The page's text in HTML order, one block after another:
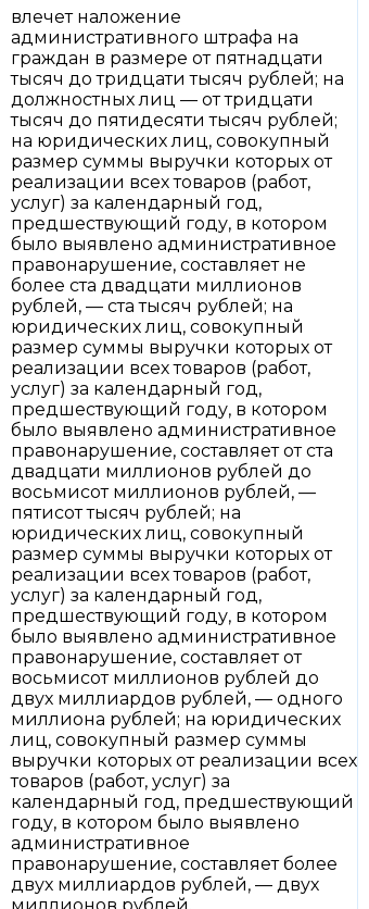
влечет наложение
административного штрафа на
граждан в размере от пятнадцати
тысяч до тридцати тысяч рублей; на
должностных лиц — от тридцати
тысяч до пятидесяти тысяч рублей;
на юридических лиц, совокупный
размер суммы выручки которых от
реализации всех товаров (работ,
услуг) за календарный год,
предшествующий году, в котором
было выявлено административное
правонарушение, составляет не
более ста двадцати миллионов
рублей, — ста тысяч рублей; на
юридических лиц, совокупный
размер суммы выручки которых от
реализации всех товаров (работ,
услуг) за календарный год,
предшествующий году, в котором
было выявлено административное
правонарушение, составляет от ста
двадцати миллионов рублей до
восьмисот миллионов рублей, —
пятисот тысяч рублей; на
юридических лиц, совокупный
размер суммы выручки которых от
реализации всех товаров (работ,
услуг) за календарный год,
предшествующий году, в котором
было выявлено административное
правонарушение, составляет от
восьмисот миллионов рублей до
двух миллиардов рублей, — одного
миллиона рублей; на юридических
лиц, совокупный размер суммы
выручки которых от реализации всех
товаров (работ, услуг) за
календарный год, предшествующий
году, в котором было выявлено
административное
правонарушение, составляет более
двух миллиардов рублей, — двух